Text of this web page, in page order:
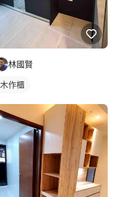
林國賢
木作櫃